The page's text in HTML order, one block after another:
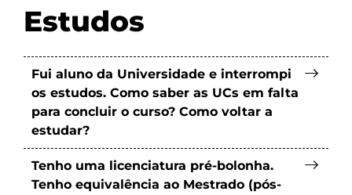
Estudos
Fui aluno da Universidade e interrompi
os estudos. Como saber as UCs em falta
para concluir o curso? Como voltar a
estudar?
Tenho uma licenciatura pré-bolonha.
Tenho equivalência ao Mestrado (pós-